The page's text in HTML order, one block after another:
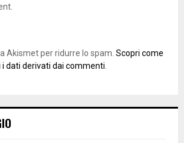
Akismet per ridurre lo spam. Scopri come
dati derivati dai commenti